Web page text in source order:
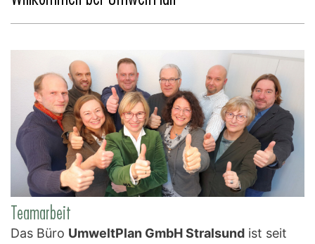
Teamarbeit
Das Büro UmweltPlan GmbH Stralsund ist seit